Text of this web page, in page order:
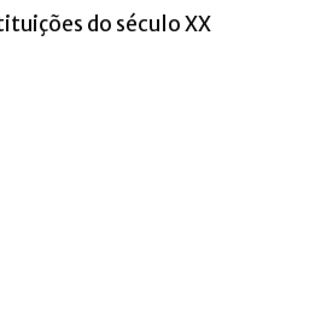
do século XX